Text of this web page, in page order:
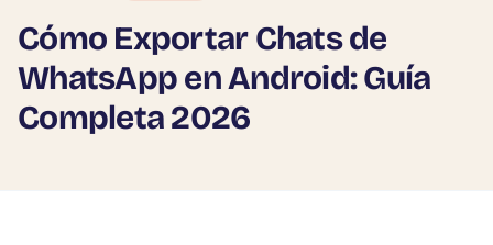
Cómo Exportar Chats de
WhatsApp en Android: Guía
Completa 2026